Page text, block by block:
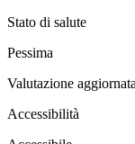
Stato di salute
Pessima
Valutazione
Accessibilità